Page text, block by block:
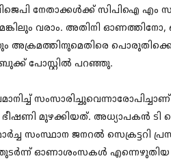
നേതാക്കൾക്ക് സിപിഐ എം
വരാം. അതിനി
അക്രമത്തിനുമെതിരെ
പോസ്റ്റിൽ പറഞ്ഞു.
ഭീഷണി മുഴക്കിയത്. അധ്യാപകൻ
സംസ്ഥാന ജനറൽ സെക്രട്ടറി
ഓണാശംസകൾ എന്നെഴുതിയ